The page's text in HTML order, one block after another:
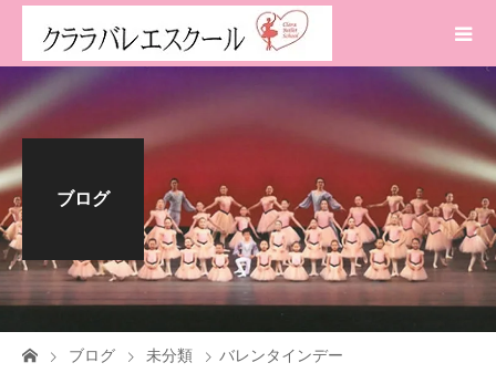
ブログ
ブログ 未分類 バレンタインデー